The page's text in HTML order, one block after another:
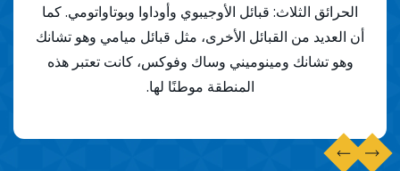
الحرائق الثلاث: قبائل الأوجيبوي وأوداوا وبوتاواتومي. كما
أن العديد من القبائل الأخرى، مثل قبائل ميامي وهو تشانك
وهو تشانك ومينوميني وساك وفوكس، كانت تعتبر هذه
المنطقة موطنًا لها.